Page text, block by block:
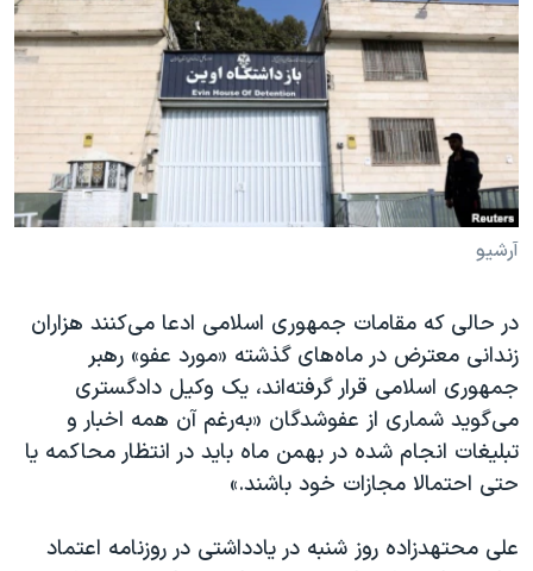
فرهنگ و زندگی
حقوق شهروندی
علم و فناوری
اسرائیل در جنگ
مستندها
انتخابات ریاست جمهوری آمریکا ۲۰۲۴
حمله جمهوری اسلامی به اسرائیل
رمز مهسا
ورزش زنان در ایران
تریبونال مردمی آبان ۹۸
دادگاه حمید نوری
چهل سال گروگان‌گیری
قانون شفافیت دارائی کادر رهبری ایران
اعتراضات مردمی آبان ۹۸
اسرائیل در جنگ
دنبال کنید
زبانهای مختلف
آرشیو
در حالی که مقامات جمهوری اسلامی ادعا می‌کنند هزاران
زندانی معترض در ماه‌های گذشته «مورد عفو» رهبر
جمهوری اسلامی قرار گرفته‌اند، یک وکیل دادگستری
می‌گوید شماری از عفو‌شدگان «به‌‌رغم آن همه اخبار و
تبلیغات انجام شده در بهمن ماه باید در انتظار محاکمه یا
حتی احتمالا مجازات خود باشند.»
علی محتهدزاده روز شنبه در یادداشتی در روزنامه اعتماد